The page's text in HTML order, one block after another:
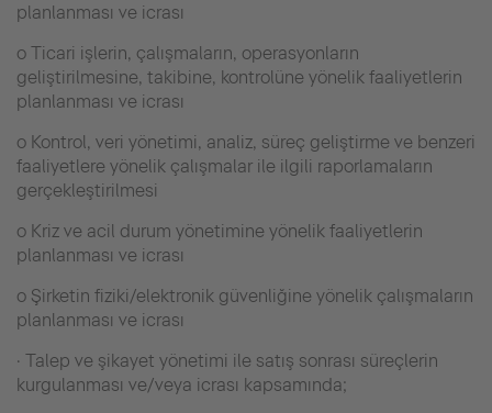
planlanması ve icrası
o Ticari işlerin, çalışmaların, operasyonların
geliştirilmesine, takibine, kontrolüne yönelik faaliyetlerin
planlanması ve icrası
o Kontrol, veri yönetimi, analiz, süreç geliştirme ve benzeri
faaliyetlere yönelik çalışmalar ile ilgili raporlamaların
gerçekleştirilmesi
o Kriz ve acil durum yönetimine yönelik faaliyetlerin
planlanması ve icrası
o Şirketin fiziki/elektronik güvenliğine yönelik çalışmaların
planlanması ve icrası
· Talep ve şikayet yönetimi ile satış sonrası süreçlerin
kurgulanması ve/veya icrası kapsamında;